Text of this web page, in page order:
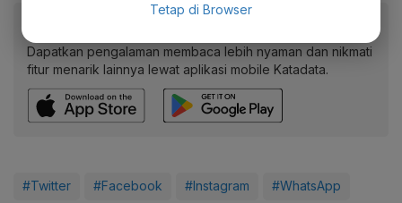
Baca artikel ini lewat aplikasi mobile.
Dapatkan pengalaman membaca lebih nyaman dan nikmati
fitur menarik lainnya lewat aplikasi mobile Katadata.
#Twitter #Facebook #Instagram #WhatsApp
Tetap di Browser